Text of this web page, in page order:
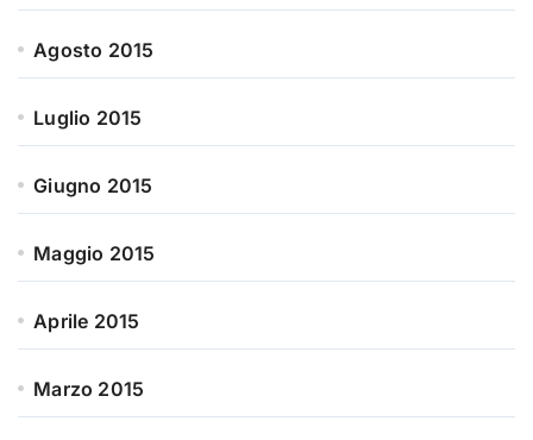
Agosto 2015
Luglio 2015
Giugno 2015
Maggio 2015
Aprile 2015
Marzo 2015